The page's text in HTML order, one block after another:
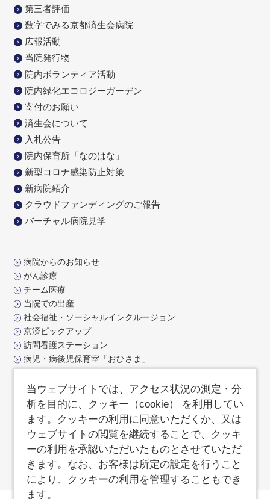
第三者評価
数字でみる京都済生会病院
広報活動
当院発行物
院内ボランティア活動
院内緑化エコロジーガーデン
寄付のお願い
済生会について
入札公告
院内保育所「なのはな」
新型コロナ感染防止対策
新病院紹介
クラウドファンディングのご報告
バーチャル病院見学
病院からのお知らせ
がん診療
チーム医療
当院での出産
社会福祉・ソーシャルインクルージョン
京済ピックアップ
訪問看護ステーション
病児・病後児保育室「おひさま」
お問合せ
よくあるご質問
サイトポリシー
サイトマップ
済生会支部京都府済生会
職員専用ページ
当ウェブサイトでは、アクセス状況の測定・分
析を目的に、クッキー（cookie） を利用してい
ます。クッキーの利用に同意いただくか、又は
ウェブサイトの閲覧を継続することで、クッキ
ーの利用を承認いただいたものとさせていただ
きます。なお、お客様は所定の設定を行うこと
により、クッキーの利用を管理することもでき
ます。